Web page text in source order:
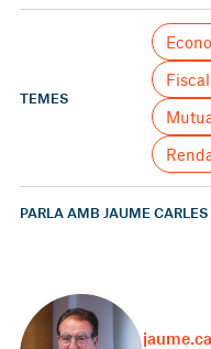
TEMES
PARLA AMB JAUME